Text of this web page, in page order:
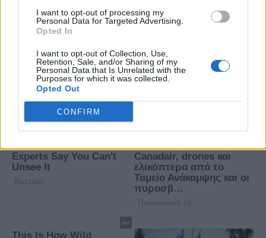
I want to opt-out of processing my
Personal Data for Targeted Advertising.
Opted In
I want to opt-out of Collection, Use,
Retention, Sale, and/or Sharing of my
Personal Data that Is Unrelated with the
Purposes for which it was collected.
Opted Out
CONFIRM